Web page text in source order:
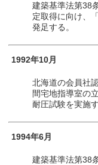
建築基準法第38
定取得に向け、
発足する。
1992年10月
北海道の会員社
間宅地指導室の
耐圧試験を実施す
1994年6月
建築基準法第38